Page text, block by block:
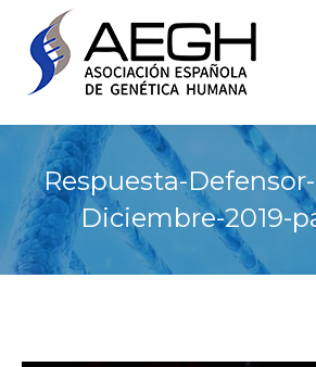
Respuesta-Defensor-
Diciembre-2019-